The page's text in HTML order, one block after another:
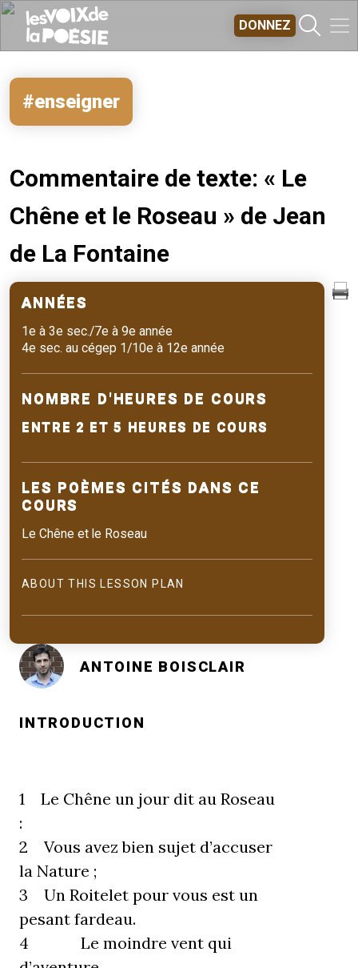
DONNEZ
#enseigner
Commentaire de texte: « Le
Chêne et le Roseau » de Jean
de La Fontaine
ANTOINE BOISCLAIR
INTRODUCTION
1 Le Chêne un jour dit au Roseau
:
2 Vous avez bien sujet d’accuser
la Nature ;
3 Un Roitelet pour vous est un
pesant fardeau.
4 Le moindre vent qui
ANNÉES
1e à 3e sec./7e à 9e année
4e sec. au cégep 1/10e à 12e année
NOMBRE D'HEURES DE COURS
ENTRE 2 ET 5 HEURES DE COURS
LES POÈMES CITÉS DANS CE
COURS
Le Chêne et le Roseau
ABOUT THIS LESSON PLAN